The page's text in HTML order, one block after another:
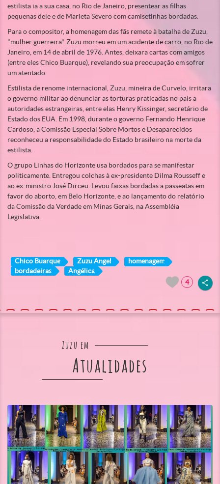
estilista ia a sua casa, no Rio de Janeiro, presentear as filhas
pequenas dele e de Marieta Severo com camisetinhas bordadas.
Para o compositor, a homenagem das fãs remete à batalha de Zuzu,
"mulher guerreira". Zuzu morreu em um acidente de carro, no Rio de
Janeiro, em 14 de abril de 1976. Antes, deixara cartas com amigos
(entre eles Chico Buarque), revelando sua preocupação em sofrer
um atentado.
Estilista de renome internacional, Zuzu, mineira de Curvelo, irritara
o governo militar ao denunciar as torturas praticadas no país a
autoridades estrangeiras, entre elas Henry Kissinger, secretário de
Estado dos EUA. Em 1998, durante o governo Fernando Henrique
Cardoso, a Comissão Especial Sobre Mortos e Desaparecidos
reconheceu a responsabilidade do Estado brasileiro na morte da
estilista.
O grupo Linhas do Horizonte usa bordados para se manifestar
politicamente. Entregou colchas à ex-presidente Dilma Rousseff e
ao ex-ministro José Dirceu. Levou faixas bordadas a passeatas em
favor do aborto, em Belo Horizonte, e ao lançamento do relatório
da Comissão da Verdade em Minas Gerais, na Assembléia
Legislativa.
Chico Buarque Zuzu Angel
homenagem
bordadeiras
Angélica
4
Zuzu em
Atualidades